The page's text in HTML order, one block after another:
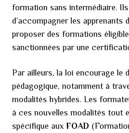
formation sans intermédiaire.
d’accompagner les apprenants
proposer des formations
sanctionnées par une
Par ailleurs, la loi encourage le
pédagogique, notamment à
modalités hybrides. Les
à ces nouvelles modalités tout
spécifique aux FOAD